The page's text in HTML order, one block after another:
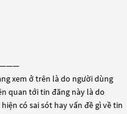
xem ở trên là do người dùng
quan tới tin đăng này là do
có sai sót hay vấn đề gì về tin